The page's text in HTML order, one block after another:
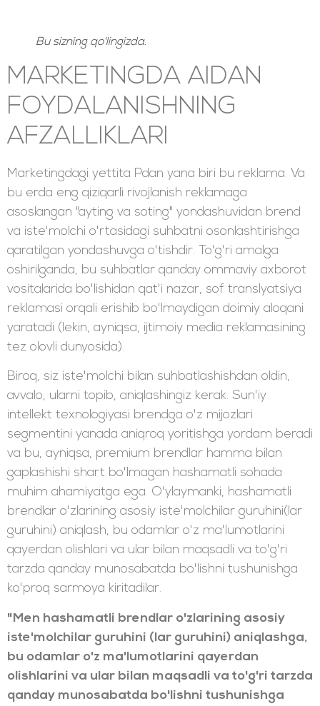
Bu sizning qo'lingizda.
MARKETINGDA AIDAN
FOYDALANISHNING
AFZALLIKLARI
Marketingdagi yettita Pdan yana biri bu reklama. Va
bu erda eng qiziqarli rivojlanish reklamaga
asoslangan "ayting va soting" yondashuvidan brend
va iste'molchi o'rtasidagi suhbatni osonlashtirishga
qaratilgan yondashuvga o'tishdir. To'g'ri amalga
oshirilganda, bu suhbatlar qanday ommaviy axborot
vositalarida bo'lishidan qat'i nazar, sof translyatsiya
reklamasi orqali erishib bo'lmaydigan doimiy aloqani
yaratadi (lekin, ayniqsa, ijtimoiy media reklamasining
tez olovli dunyosida).
Biroq, siz iste'molchi bilan suhbatlashishdan oldin,
avvalo, ularni topib, aniqlashingiz kerak. Sun'iy
intellekt texnologiyasi brendga o'z mijozlari
segmentini yanada aniqroq yoritishga yordam beradi
va bu, ayniqsa, premium brendlar hamma bilan
gaplashishi shart bo'lmagan hashamatli sohada
muhim ahamiyatga ega. O'ylaymanki, hashamatli
brendlar o'zlarining asosiy iste'molchilar guruhini(lar
guruhini) aniqlash, bu odamlar o'z ma'lumotlarini
qayerdan olishlari va ular bilan maqsadli va to'g'ri
tarzda qanday munosabatda bo'lishni tushunishga
ko'proq sarmoya kiritadilar.
"Men hashamatli brendlar o'zlarining asosiy
iste'molchilar guruhini (lar guruhini) aniqlashga,
bu odamlar o'z ma'lumotlarini qayerdan
olishlarini va ular bilan maqsadli va to'g'ri tarzda
qanday munosabatda bo'lishni tushunishga